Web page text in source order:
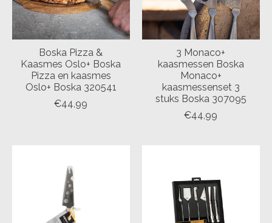
Boska Pizza &
Kaasmes Oslo+ Boska
Pizza en kaasmes
Oslo+ Boska 320541
€44,99
3 Monaco+
kaasmessen Boska
Monaco+
kaasmessenset 3
stuks Boska 307095
€44,99